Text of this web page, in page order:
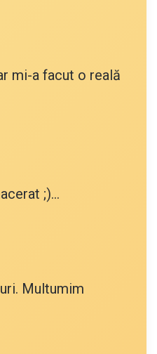
mi-a facut o reală
;)...
Multumim